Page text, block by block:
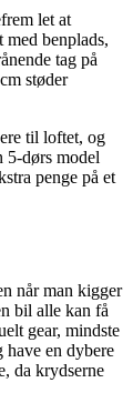
let at
benplads,
tag på
støder
til loftet, og
5-dørs model
penge på et
når man kigger
bil alle kan få
gear, mindste
have en dybere
da krydserne